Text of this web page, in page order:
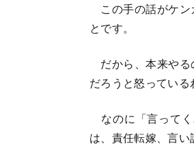
この手の話がケン
とです。
だから、本来やる
だろうと怒っている
なのに「言って
は、責任転嫁、言い